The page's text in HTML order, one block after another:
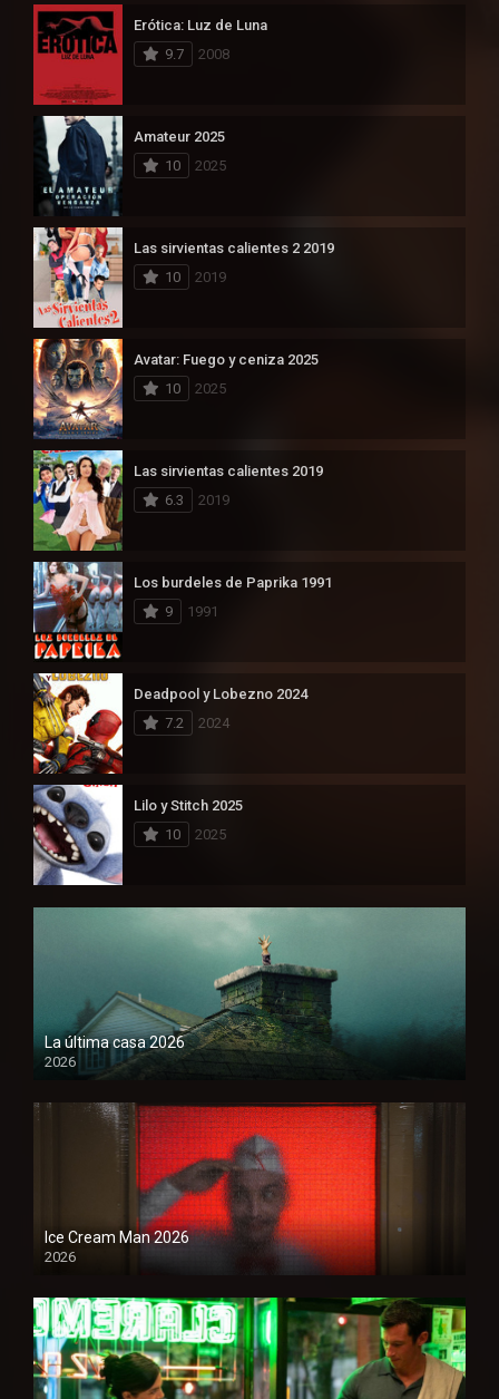
Erótica: Luz de Luna
9.7
2008
Amateur 2025
10
2025
Las sirvientas calientes 2 2019
10
2019
Avatar: Fuego y ceniza 2025
10
2025
Las sirvientas calientes 2019
6.3
2019
Los burdeles de Paprika 1991
9
1991
Deadpool y Lobezno 2024
7.2
2024
Lilo y Stitch 2025
10
2025
La última casa 2026
2026
Ice Cream Man 2026
2026